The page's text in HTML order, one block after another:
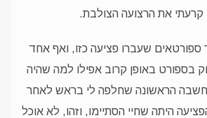
קרעתי את הרצועה הצולבת.
ספורטאים שעברו פציעה כזו, ואף אחד
בספורט באופן קרוב אפילו למה שהיה
הראשונה שחלפה לי בראש לאחר
היתה שחיי הסתיימו, וזהו, לא אוכל